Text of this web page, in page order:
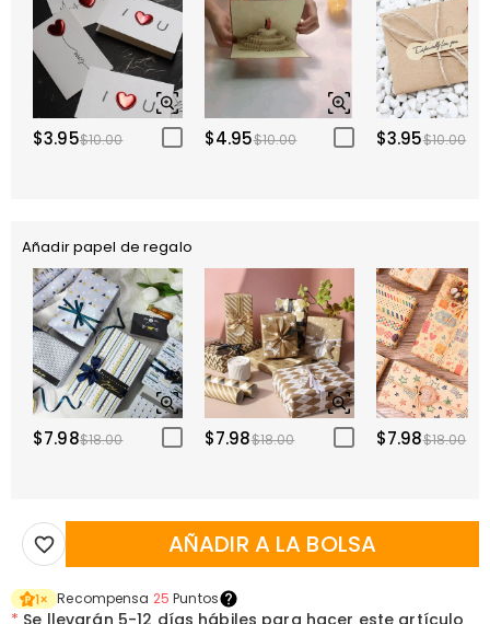
$3.95$10.00 $4.95$10.00 $3.95$10.00
Añadir papel de regalo
$7.98$18.00 $7.98$18.00 $7.98$18.00
AÑADIR A LA BOLSA
1× Recompensa 25 Puntos
* Se llevarán 5-12 días hábiles para hacer este artículo